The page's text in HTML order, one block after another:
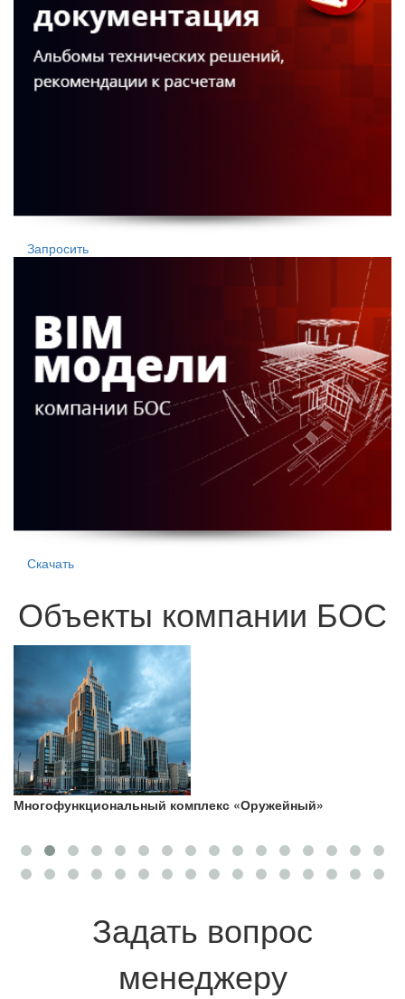
Запросить
Скачать
Объекты компании БОС
Многофункциональный комплекс «Оружейный»
Задать вопрос
менеджеру